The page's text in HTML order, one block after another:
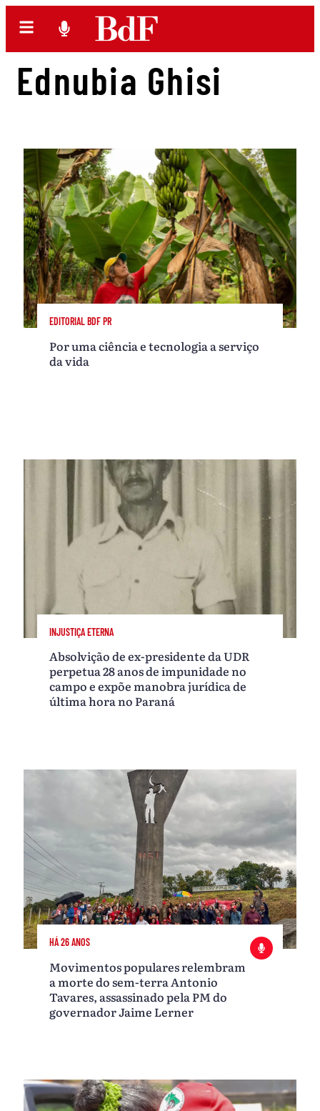
Ednubia Ghisi
EDITORIAL BDF PR
Por uma ciência e tecnologia a serviço
da vida
INJUSTIÇA ETERNA
Absolvição de ex-presidente da UDR
perpetua 28 anos de impunidade no
campo e expõe manobra jurídica de
última hora no Paraná
HÁ 26 ANOS
Movimentos populares relembram
a morte do sem-terra Antonio
Tavares, assassinado pela PM do
governador Jaime Lerner